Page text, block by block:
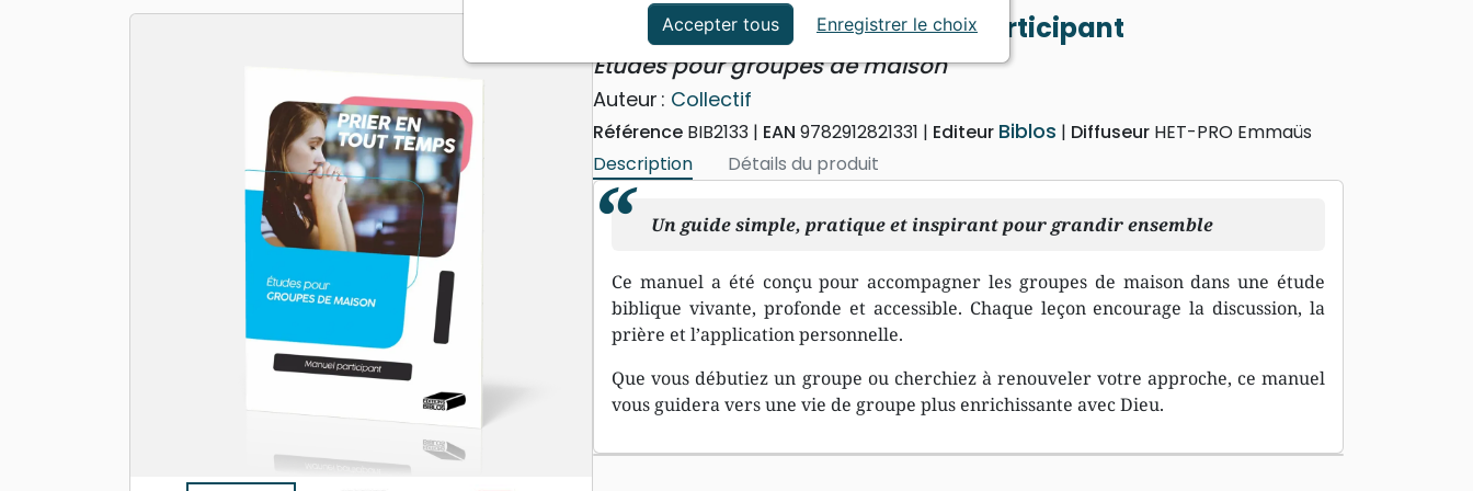
Apologétique
Formation
Événements actuels
Prier en tout temps. Manuel participant
Études pour groupes de maison
Auteur : Collectif
Référence BIB2133 EAN 9782912821331 Editeur Biblos Diffuseur HET-PRO Emmaüs
Description
Détails du produit
Un guide simple, pratique et inspirant pour grandir ensemble
Ce manuel a été conçu pour accompagner les groupes de maison dans une étude
biblique vivante, profonde et accessible. Chaque leçon encourage la discussion, la
prière et l’application personnelle.
Que vous débutiez un groupe ou cherchiez à renouveler votre approche, ce manuel
vous guidera vers une vie de groupe plus enrichissante avec Dieu.
Accepter tous Enregistrer le choix